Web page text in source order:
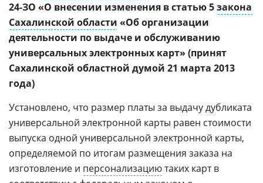
24-ЗО «О внесении изменения в статью 5закона
Сахалинской области «Об организации
деятельности по выдаче и обслуживанию
универсальных электронных карт» (принят
Сахалинской областной думой 21 марта 2013
года)
Установлено, что размер платы за выдачу дубликата
универсальной электронной карты равен стоимости
выпуска одной универсальной электронной карты,
определяемой по итогам размещения заказа на
изготовление и персонализациютаких карт в